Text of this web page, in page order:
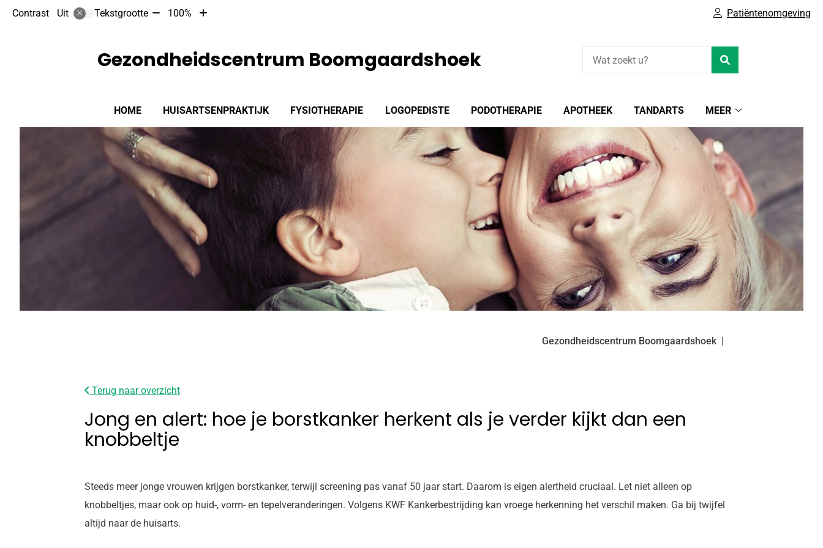
Contrast Uit Tekstgrootte Tekst
10%
100%
Tekst
10%
Patiëntenomgeving
Hoofdmenu
HOME HUISARTSENPRAKTIJK FYSIOTHERAPIE LOGOPEDISTE PODOTHERAPIE APOTHEEK TANDARTS
MEER
Gezondheidscentrum Boomgaardshoek
Gezondheidscentrum Boomgaardshoek
Terug naar overzicht
Jong en alert: hoe je borstkanker herkent als je verder kijkt dan een
knobbeltje
Steeds meer jonge vrouwen krijgen borstkanker, terwijl screening pas vanaf 50 jaar start. Daarom is eigen alertheid cruciaal. Let niet alleen op
knobbeltjes, maar ook op huid-, vorm- en tepelveranderingen. Volgens KWF Kankerbestrijding kan vroege herkenning het verschil maken. Ga bij twijfel
altijd naar de huisarts.